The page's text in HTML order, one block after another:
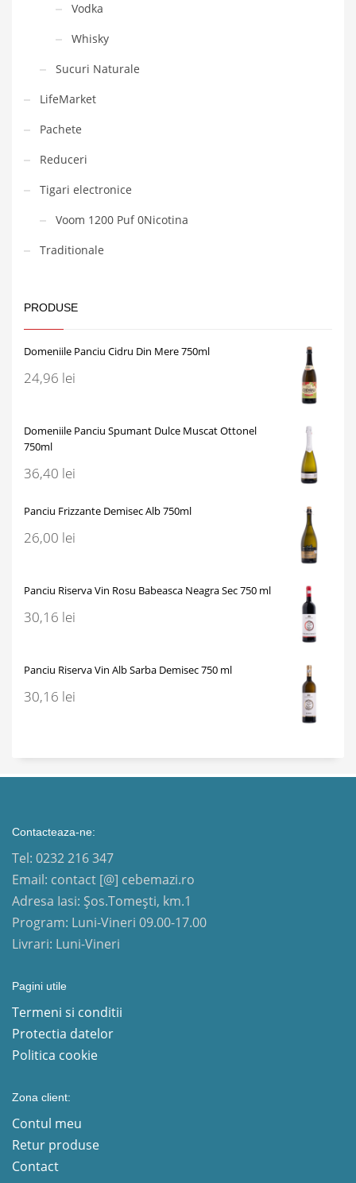
Vodka
Whisky
Sucuri Naturale
LifeMarket
Pachete
Reduceri
Tigari electronice
Voom 1200 Puf 0Nicotina
Traditionale
PRODUSE
Domeniile Panciu Cidru Din Mere 750ml
24,96 lei
Domeniile Panciu Spumant Dulce Muscat Ottonel
750ml
36,40 lei
Panciu Frizzante Demisec Alb 750ml
26,00 lei
Panciu Riserva Vin Rosu Babeasca Neagra Sec 750 ml
30,16 lei
Panciu Riserva Vin Alb Sarba Demisec 750 ml
30,16 lei
Contacteaza-ne:
Tel: 0232 216 347
Email: contact [@] cebemazi.ro
Adresa Iasi: Șos.Tomești, km.1
Program: Luni-Vineri 09.00-17.00
Livrari: Luni-Vineri
Pagini utile
Termeni si conditii
Protectia datelor
Politica cookie
Zona client:
Contul meu
Retur produse
Contact